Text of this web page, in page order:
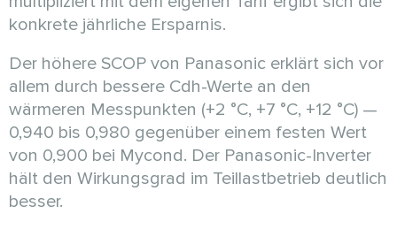
konkrete jährliche Ersparnis.
Der höhere SCOP von Panasonic erklärt sich vor
allem durch bessere Cdh-Werte an den
wärmeren Messpunkten (+2 °C, +7 °C, +12 °C) —
0,940 bis 0,980 gegenüber einem festen Wert
von 0,900 bei Mycond. Der Panasonic-Inverter
hält den Wirkungsgrad im Teillastbetrieb deutlich
besser.